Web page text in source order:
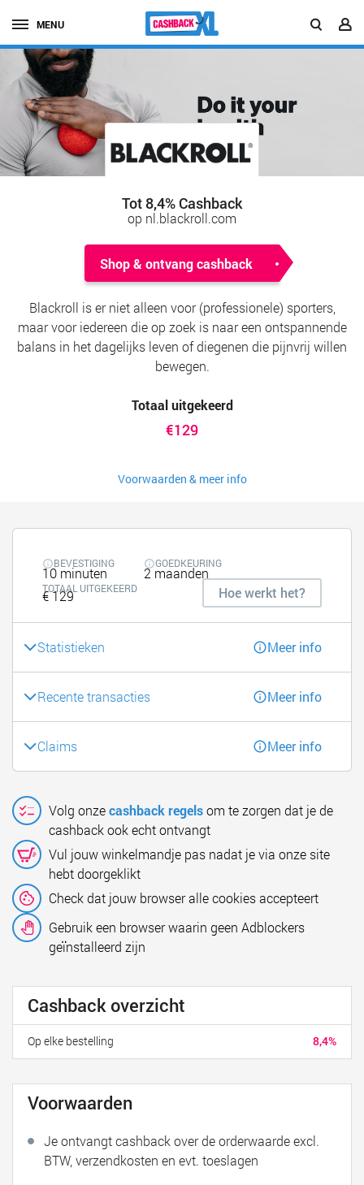
MENU
Tot 8,4% Cashback
op nl.blackroll.com
Shop & ontvang cashback
Blackroll is er niet alleen voor (professionele) sporters,
maar voor iedereen die op zoek is naar een ontspannende
balans in het dagelijks leven of diegenen die pijnvrij willen
bewegen.
Totaal uitgekeerd
€129
Voorwaarden & meer info
BEVESTIGING
10 minuten
GOEDKEURING
2 maanden
TOTAAL UITGEKEERD
€ 129 Hoe werkt het?
Statistieken Meer info
Recente transacties Meer info
Claims Meer info
Volg onzecashback regelsom te zorgen dat je de
cashback ook echt ontvangt
Vul jouw winkelmandje pas nadat je via onze site
hebt doorgeklikt
Check dat jouw browser alle cookies accepteert
Gebruik een browser waarin geen Adblockers
geïnstalleerd zijn
Cashback overzicht
8,4%
Op elke bestelling
Voorwaarden
Je ontvangt cashback over de orderwaarde excl.
BTW, verzendkosten en evt. toeslagen